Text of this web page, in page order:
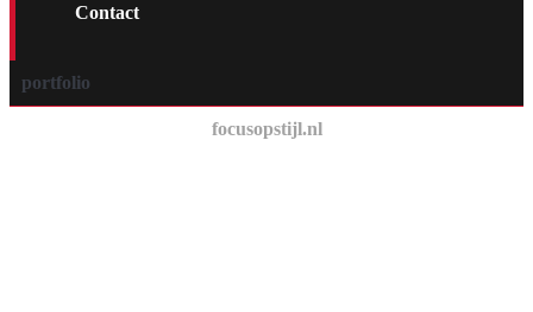
Contact
portfolio
focusopstijl.nl